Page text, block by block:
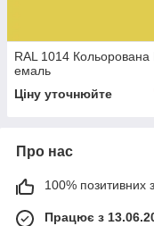
RAL 1014
емаль
Ціну уточнюйте
Про нас
100% позитивних з
Працює з